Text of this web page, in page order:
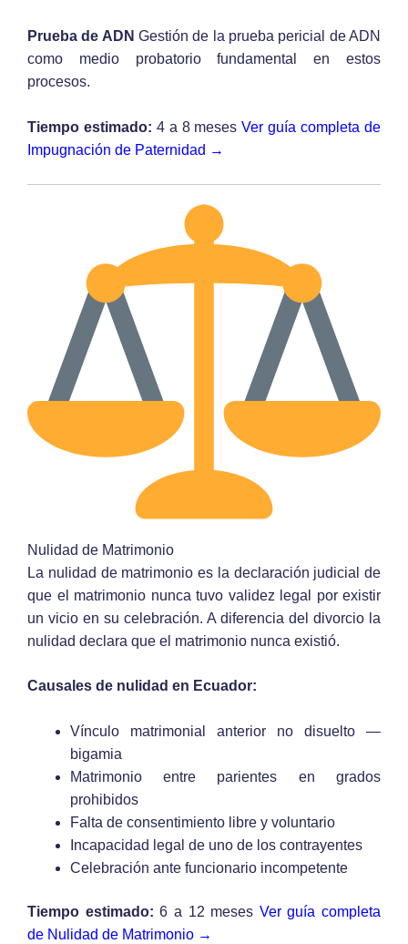
Prueba de ADN Gestión de la prueba pericial de ADN
como medio probatorio fundamental en estos
procesos.
Tiempo estimado: 4 a 8 mesesVer guía completa de
Impugnación de Paternidad →
Nulidad de Matrimonio
La nulidad de matrimonio es la declaración judicial de
que el matrimonio nunca tuvo validez legal por existir
un vicio en su celebración. A diferencia del divorcio la
nulidad declara que el matrimonio nunca existió.
Causales de nulidad en Ecuador:
Vínculo matrimonial anterior no disuelto —
bigamia
Matrimonio entre parientes en grados
prohibidos
Falta de consentimiento libre y voluntario
Incapacidad legal de uno de los contrayentes
Celebración ante funcionario incompetente
Tiempo estimado: 6 a 12 meses Ver guía completa
de Nulidad de Matrimonio →